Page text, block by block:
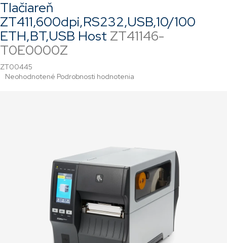
Tlačiareň
ZT411,600dpi,RS232,USB,10/100
ETH,BT,USB Host ZT41146-
T0E0000Z
ZT00445
Priemerné
Neohodnotené Podrobnosti hodnotenia